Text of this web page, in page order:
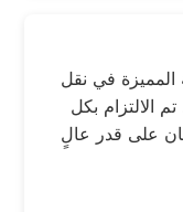
في نقل
الالتزام بكل
كان على قدر عالٍ